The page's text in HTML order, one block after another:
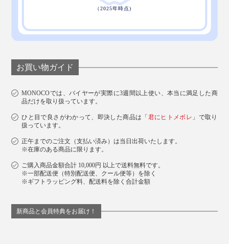
お買い物ガイド
MONOCOでは、バイヤーが実際に3週間以上使い、本当に満足した商
品だけを取り扱っています。
ひと目で良さがわかって、即決した商品は「 君にヒトメボレ 」で取り
扱っています。
正午までのご注文（支払い済み）は当日出荷いたします。
※在庫のある商品に限ります。
ご購入商品金額合計 10,000円 以上で送料無料です。
※一部配送便（特別配送便、クール便等）を除く
※ギフトラッピング料、配送料を除く合計金額
新商品と会員特典をお届け！